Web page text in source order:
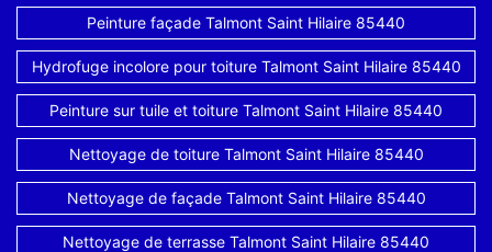
Peinture façade Talmont Saint Hilaire 85440
Hydrofuge incolore pour toiture Talmont Saint Hilaire 85440
Peinture sur tuile et toiture Talmont Saint Hilaire 85440
Nettoyage de toiture Talmont Saint Hilaire 85440
Nettoyage de façade Talmont Saint Hilaire 85440
Nettoyage de terrasse Talmont Saint Hilaire 85440